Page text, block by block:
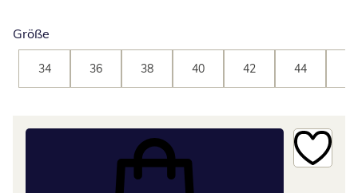
Größe
34 36 38 40 42 44